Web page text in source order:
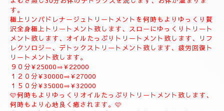
♥️🌹③ラグジュアリートリートメントコース♥️🌹
贅沢全身極上リンパドレナージュトリートメント、リフレクソロ
ジーデトックストリートメントフィシャルマッサージ＆パックソ
ルトトリートメント、疲労回復トリートメントコース
９０分¥20000
１２０分¥26000
１５０分¥31000
１８０分¥37000
❖❖❖❖❖❖❖❖❖